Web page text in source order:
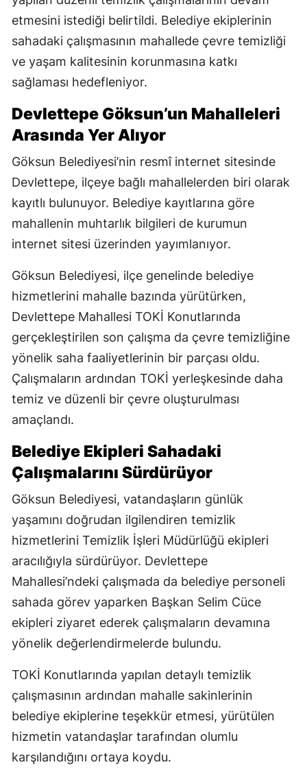
etmesini istediği belirtildi. Belediye ekiplerinin
sahadaki çalışmasının mahallede çevre temizliği
ve yaşam kalitesinin korunmasına katkı
sağlaması hedefleniyor.
Devlettepe Göksun’un Mahalleleri
Arasında Yer Alıyor
Göksun Belediyesi’nin resmî internet sitesinde
Devlettepe, ilçeye bağlı mahallelerden biri olarak
kayıtlı bulunuyor. Belediye kayıtlarına göre
mahallenin muhtarlık bilgileri de kurumun
internet sitesi üzerinden yayımlanıyor.
Göksun Belediyesi, ilçe genelinde belediye
hizmetlerini mahalle bazında yürütürken,
Devlettepe Mahallesi TOKİ Konutlarında
gerçekleştirilen son çalışma da çevre temizliğine
yönelik saha faaliyetlerinin bir parçası oldu.
Çalışmaların ardından TOKİ yerleşkesinde daha
temiz ve düzenli bir çevre oluşturulması
amaçlandı.
Belediye Ekipleri Sahadaki
Çalışmalarını Sürdürüyor
Göksun Belediyesi, vatandaşların günlük
yaşamını doğrudan ilgilendiren temizlik
hizmetlerini Temizlik İşleri Müdürlüğü ekipleri
aracılığıyla sürdürüyor. Devlettepe
Mahallesi’ndeki çalışmada da belediye personeli
sahada görev yaparken Başkan Selim Cüce
ekipleri ziyaret ederek çalışmaların devamına
yönelik değerlendirmelerde bulundu.
TOKİ Konutlarında yapılan detaylı temizlik
çalışmasının ardından mahalle sakinlerinin
belediye ekiplerine teşekkür etmesi, yürütülen
hizmetin vatandaşlar tarafından olumlu
karşılandığını ortaya koydu.